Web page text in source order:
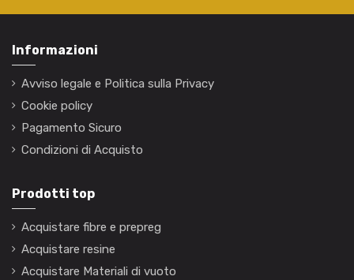
Informazioni
Avviso legale e Politica sulla Privacy
Cookie policy
Pagamento Sicuro
Condizioni di Acquisto
Prodotti top
Acquistare fibre e prepreg
Acquistare resine
Acquistare Materiali di vuoto